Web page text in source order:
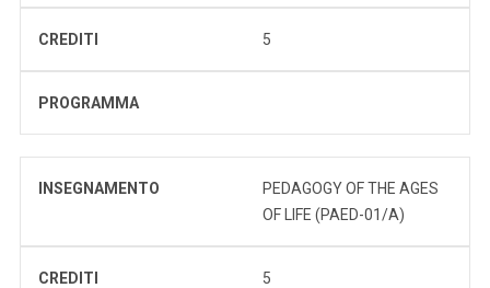
CREDITI 5
PROGRAMMA
INSEGNAMENTO
PEDAGOGY OF THE AGES
OF LIFE (PAED-01/A)
CREDITI 5